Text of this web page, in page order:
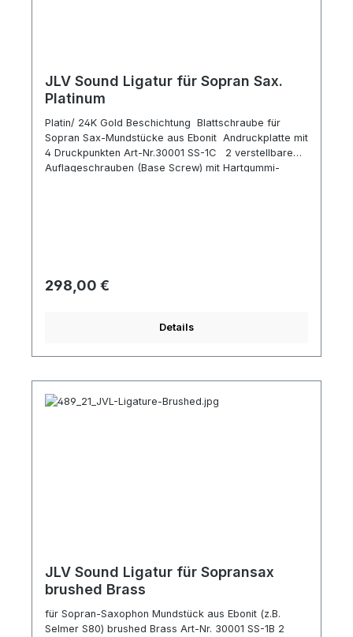
JLV Sound Ligatur für Sopran Sax.
Platinum
Platin/ 24K Gold Beschichtung Blattschraube für
Sopran Sax-Mundstücke aus Ebonit Andruckplatte mit
4 Druckpunkten Art-Nr.30001 SS-1C 2 verstellbare
Auflageschrauben (Base Screw) mit Hartgummi-
Registern freier, natürlicher Klang größeres
Regulärer Preis:
298,00 €
Details
JLV Sound Ligatur für Sopransax
brushed Brass
für Sopran-Saxophon Mundstück aus Ebonit (z.B.
Selmer S80) brushed Brass Art-Nr. 30001 SS-1B 2